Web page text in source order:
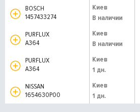
BOSCH
1457433274
Киев
В наличии
PURFLUX
A364
Киев
В наличии
PURFLUX
A364
Киев
1 дн.
NISSAN
1654630P00
Киев
1 дн.